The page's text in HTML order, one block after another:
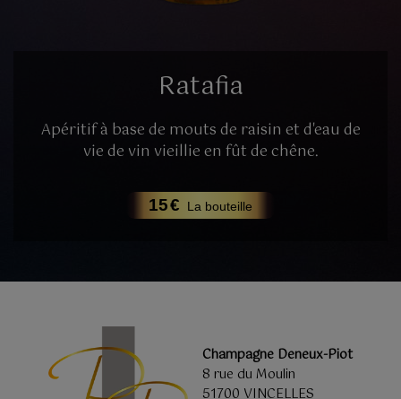
Ratafia
Apéritif à base de mouts de raisin et d'eau de
vie de vin vieillie en fût de chêne.
15€ La bouteille
Champagne Deneux-Piot
8 rue du Moulin